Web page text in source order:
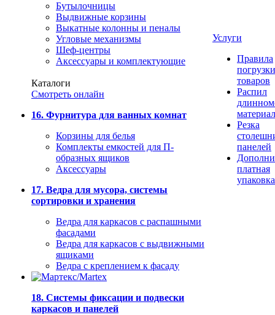
Бутылочницы
Выдвижные корзины
Выкатные колонны и пеналы
Угловые механизмы
Шеф-центры
Аксессуары и комплектующие
Каталоги
Смотреть онлайн
16. Фурнитура для ванных комнат
Корзины для белья
Комплекты емкостей для П-
образных ящиков
Аксессуары
17. Ведра для мусора, системы
сортировки и хранения
Ведра для каркасов с распашными
фасадами
Ведра для каркасов с выдвижными
ящиками
Ведра с креплением к фасаду
18. Системы фиксации и подвески
каркасов и панелей
Услуги
Правила
погрузки
товаров
Распил
Резка
панелей
платная
упаковка